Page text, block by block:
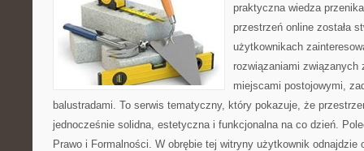
praktyczna wiedza
przestrzeń online została
użytkownikach
rozwiązaniami związanych
miejscami postojowymi,
balustradami. To serwis tematyczny, który pokazuje, że
jednocześnie solidna, estetyczna i funkcjonalna na co dzień.
Prawo i Formalności. W obrębie tej witryny użytkownik